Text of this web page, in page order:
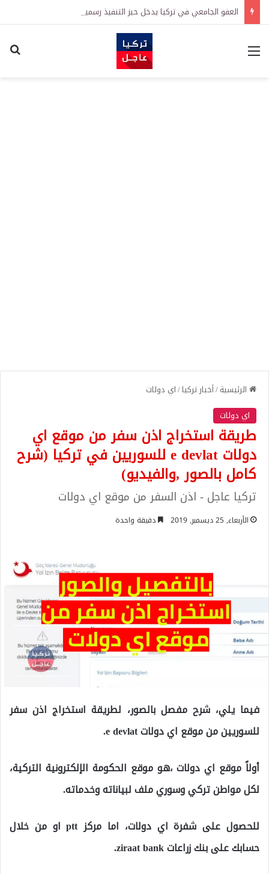
العفو الجامعي في تركيا يدخل حيز التنفيذ رسمياً
القائمة
الرئيسية/أخبار تركيا/اي دولات
اي دولات
طريقة استخراج اذن سفر من موقع اي
دولات e devlat للسوريين في تركيا (شرح
كامل بالصور ,والفيديو)
تركيا عاجل - اذن السفر من موقع اي دولات
الأربعاء, 25 ديسمبر, 2019 دقيقة واحدة
فيما يلي، شرح مفصل بالصور، لطريقة استخراج اذن سفر
للسوريين من موقع اي دولات e devlat.
أولاً موقع اي دولات ،هو موقع الحكومة الإلكترونية التركية،
لكل مواطن تركي وسوري ملف لبياناته وخدماته.
للحصول على شفرة اي دولات، اما مركز ptt او من خلال
حسابك على بنك زراعات ziraat bank.